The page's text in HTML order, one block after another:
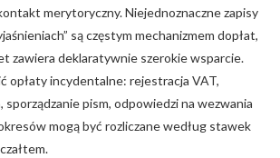
merytoryczny. Niejednoznaczne zapisy
są częstym mechanizmem dopłat,
zawiera deklaratywnie szerokie wsparcie.
opłaty incydentalne: rejestracja VAT,
sporządzanie pism, odpowiedzi na wezwania
mogą być rozliczane według stawek